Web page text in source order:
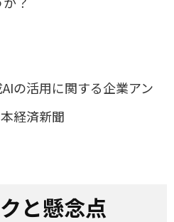
の活用に関する企業アン
経済新聞
と懸念点